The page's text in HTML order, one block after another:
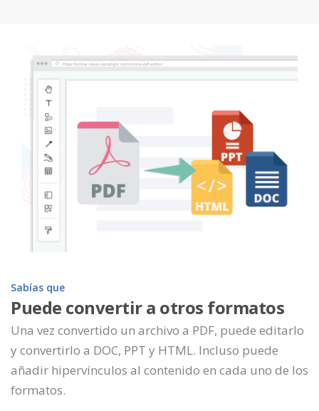
Sabías que
Puede convertir a otros formatos
Una vez convertido un archivo a PDF, puede editarlo
y convertirlo a DOC, PPT y HTML. Incluso puede
añadir hipervínculos al contenido en cada uno de los
formatos.